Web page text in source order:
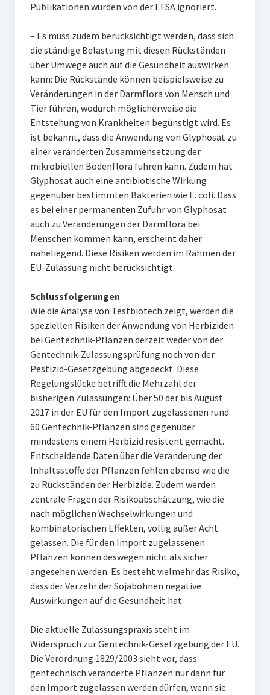
Publikationen wurden von der EFSA ignoriert.
– Es muss zudem berücksichtigt werden, dass sich
die ständige Belastung mit diesen Rückständen
über Umwege auch auf die Gesundheit auswirken
kann: Die Rückstände können beispielsweise zu
Veränderungen in der Darmflora von Mensch und
Tier führen, wodurch möglicherweise die
Entstehung von Krankheiten begünstigt wird. Es
ist bekannt, dass die Anwendung von Glyphosat zu
einer veränderten Zusammensetzung der
mikrobiellen Bodenflora führen kann. Zudem hat
Glyphosat auch eine antibiotische Wirkung
gegenüber bestimmten Bakterien wie E. coli. Dass
es bei einer permanenten Zufuhr von Glyphosat
auch zu Veränderungen der Darmflora bei
Menschen kommen kann, erscheint daher
naheliegend. Diese Risiken werden im Rahmen der
EU-Zulassung nicht berücksichtigt.
Schlussfolgerungen
Wie die Analyse von Testbiotech zeigt, werden die
speziellen Risiken der Anwendung von Herbiziden
bei Gentechnik-Pflanzen derzeit weder von der
Gentechnik-Zulassungsprüfung noch von der
Pestizid-Gesetzgebung abgedeckt. Diese
Regelungslücke betrifft die Mehrzahl der
bisherigen Zulassungen: Über 50 der bis August
2017 in der EU für den Import zugelassenen rund
60 Gentechnik-Pflanzen sind gegenüber
mindestens einem Herbizid resistent gemacht.
Entscheidende Daten über die Veränderung der
Inhaltsstoffe der Pflanzen fehlen ebenso wie die
zu Rückständen der Herbizide. Zudem werden
zentrale Fragen der Risikoabschätzung, wie die
nach möglichen Wechselwirkungen und
kombinatorischen Effekten, völlig außer Acht
gelassen. Die für den Import zugelassenen
Pflanzen können deswegen nicht als sicher
angesehen werden. Es besteht vielmehr das Risiko,
dass der Verzehr der Sojabohnen negative
Auswirkungen auf die Gesundheit hat.
Die aktuelle Zulassungspraxis steht im
Widerspruch zur Gentechnik-Gesetzgebung der EU.
Die Verordnung 1829/2003 sieht vor, dass
gentechnisch veränderte Pflanzen nur dann für
den Import zugelassen werden dürfen, wenn sie